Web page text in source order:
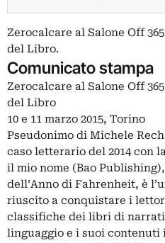
Zerocalcare al Salone Off
del Libro.
Comunicato stampa
Zerocalcare al Salone Off
del Libro
10 e 11 marzo 2015, Torino
Pseudonimo di Michele
caso letterario del 2014 con
il mio nome (Bao
dell’Anno di Fahrenheit, è
riuscito a conquistare i
classifiche dei libri di
linguaggio e i suoi